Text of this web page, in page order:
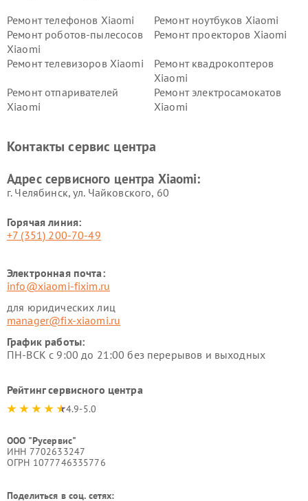
Ремонт телефонов Xiaomi
Ремонт ноутбуков Xiaomi
Ремонт роботов-пылесосов
Xiaomi
Ремонт проекторов Xiaomi
Ремонт телевизоров Xiaomi
Ремонт квадрокоптеров
Xiaomi
Ремонт отпаривателей
Xiaomi
Ремонт электросамокатов
Xiaomi
Ремонт стиральных машин
Ремонт смарт-часов Xiaomi
Контакты сервис центра
Адрес сервисного центра Xiaomi:
г. Челябинск, ул. Чайковского, 60
Горячая линия:
+7 (351) 200-70-49
Электронная почта:
info@xiaomi-fixim.ru
для юридических лиц
manager@fix-xiaomi.ru
График работы:
ПН-ВСК с 9:00 до 21:00 без перерывов и выходных
Рейтинг сервисного центра
4.9-5.0
ООО "Русервис"
ИНН 7702633247
ОГРН 1077746335776
Поделиться в соц. сетях: